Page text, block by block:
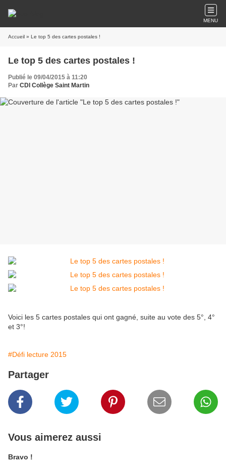
MENU
Accueil » Le top 5 des cartes postales !
Le top 5 des cartes postales !
Publié le 09/04/2015 à 11:20
Par CDI Collège Saint Martin
Voici les 5 cartes postales qui ont gagné, suite au vote des 5°, 4°
et 3°!
#Défi lecture 2015
Partager
Vous aimerez aussi
Bravo !